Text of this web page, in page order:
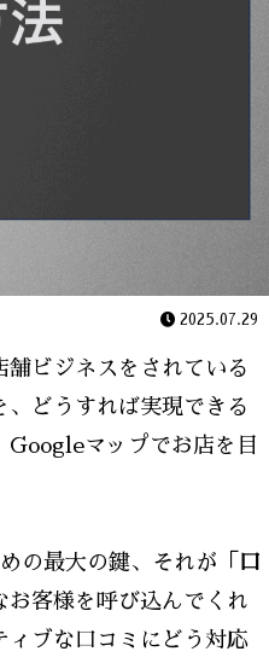
2025.07.29
ビジネスをされている
どうすれば実現できる
Googleマップでお店を目
の最大の鍵、それが「 口
お客様を呼び込んでくれ
ィブな口コミにどう対応